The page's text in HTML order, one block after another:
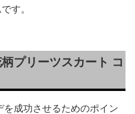
す。
プリーツスカート コ
成功させるためのポイン